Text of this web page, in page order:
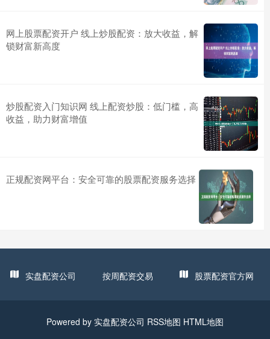
网上股票配资开户 线上炒股配资：放大收益，解
锁财富新高度
炒股配资入门知识网 线上配资炒股：低门槛，高
收益，助力财富增值
正规配资网平台：安全可靠的股票配资服务选择
实盘配资公司 按周配资交易 股票配资官方网
Powered by 实盘配资公司 RSS地图 HTML地图